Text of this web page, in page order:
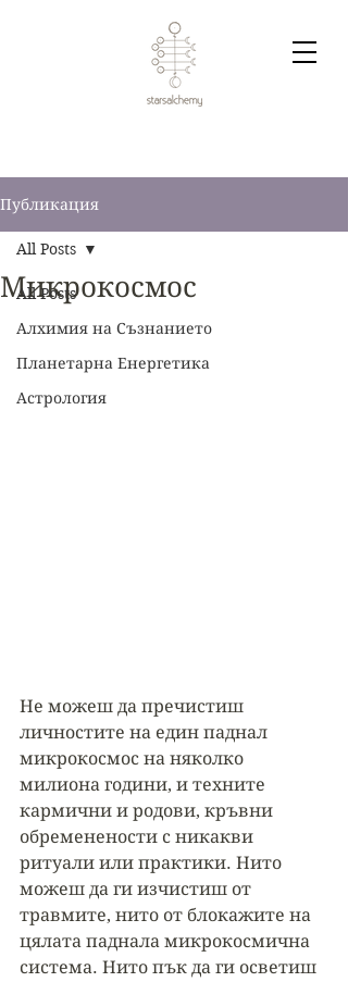
Публикация
All Posts
Алхимия на Съзнанието
Планетарна Енергетика
Астрология
All Posts
Микрокосмос
Не можеш да пречистиш
личностите на един паднал
микрокосмос на няколко
милиона години, и техните
кармични и родови, кръвни
обременености с никакви
ритуали или практики. Нито
можеш да ги изчистиш от
травмите, нито от блокажите на
цялата паднала микрокосмична
система. Нито пък да ги осветиш